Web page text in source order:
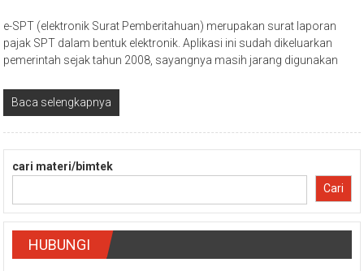
e-SPT (elektronik Surat Pemberitahuan) merupakan surat laporan
pajak SPT dalam bentuk elektronik. Aplikasi ini sudah dikeluarkan
pemerintah sejak tahun 2008, sayangnya masih jarang digunakan
Baca selengkapnya
cari materi/bimtek
Cari
HUBUNGI